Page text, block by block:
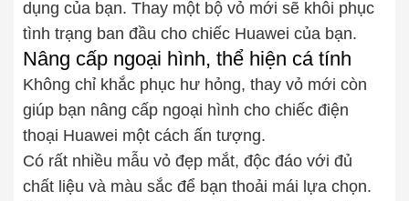
dụng của bạn. Thay một bộ vỏ mới sẽ khôi phục
tình trạng ban đầu cho chiếc Huawei của bạn.
Nâng cấp ngoại hình, thể hiện cá tính
Không chỉ khắc phục hư hỏng, thay vỏ mới còn
giúp bạn nâng cấp ngoại hình cho chiếc điện
thoại Huawei một cách ấn tượng.
Có rất nhiều mẫu vỏ đẹp mắt, độc đáo với đủ
chất liệu và màu sắc để bạn thoải mái lựa chọn.